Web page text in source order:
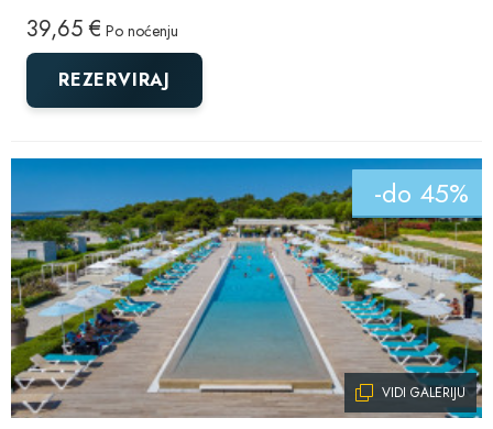
39,65 € Po noćenju
REZERVIRAJ
-do 45%
VIDI GALERIJU